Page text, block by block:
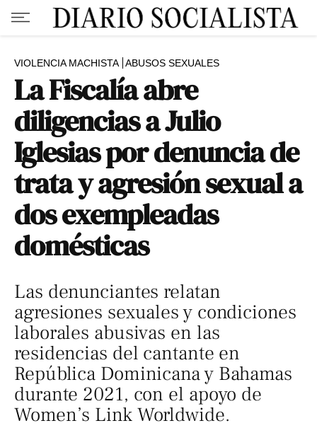
VIOLENCIA MACHISTA ABUSOS SEXUALES
La Fiscalía abre
diligencias a Julio
Iglesias por denuncia de
trata y agresión sexual a
dos exempleadas
domésticas
Las denunciantes relatan
agresiones sexuales y condiciones
laborales abusivas en las
residencias del cantante en
República Dominicana y Bahamas
durante 2021, con el apoyo de
Women’s Link Worldwide.